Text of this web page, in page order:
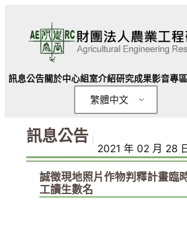
內
訊息公告關於中心組室介紹研究成果影音專區
繁體中文
訊息公告
2021 年 02 月 28
誠徵現地照片作物判釋計畫臨
工讀生數名